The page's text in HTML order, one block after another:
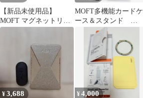
【新品未使用品】
MOFT マグネットリン
グ＋マウント セット
MOFT多機能カードケ
ース＆スタンド
MB005SF
¥3,688 ¥4,000